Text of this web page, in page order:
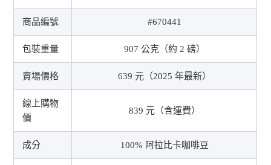
商品編號 #670441
包裝重量 907 公克（約 2 磅）
賣場價格 639 元（2025 年最新）
線上購物
價
839 元（含運費）
成分 100% 阿拉比卡咖啡豆